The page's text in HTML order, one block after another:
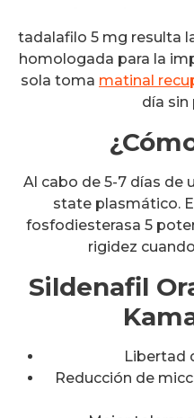
tadalafilo 5 mg resulta
homologada para la
sola toma matinal
día sin
Al cabo de 5-7 días de
state plasmático.
fosfodiesterasa 5
rigidez
Sildenafil
Libertad
Reducción de